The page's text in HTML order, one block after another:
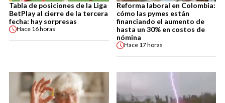
Tabla de posiciones de la Liga
BetPlay al cierre de la tercera
fecha: hay sorpresas
Hace 16 horas
Reforma laboral en Colombia:
cómo las pymes están
financiando el aumento de
hasta un 30% en costos de
nómina
Hace 17 horas